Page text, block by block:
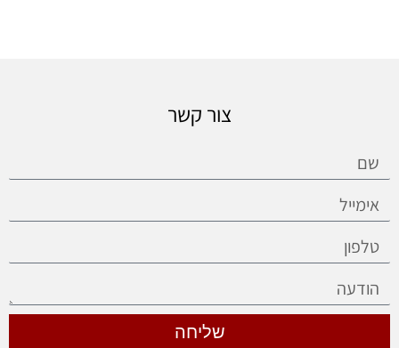
צור קשר
שליחה